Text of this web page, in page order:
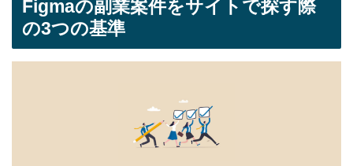
Figmaの副業案件をサイトで探す際
の3つの基準